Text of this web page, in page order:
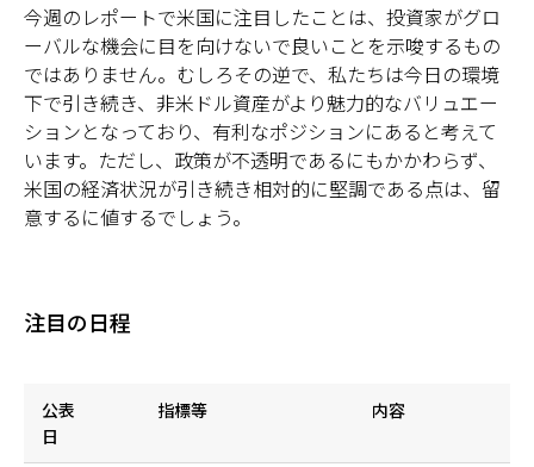
今週のレポートで米国に注目したことは、投資家がグロ
ーバルな機会に目を向けないで良いことを示唆するもの
ではありません。むしろその逆で、私たちは今日の環境
下で引き続き、非米ドル資産がより魅力的なバリュエー
ションとなっており、有利なポジションにあると考えて
います。ただし、政策が不透明であるにもかかわらず、
米国の経済状況が引き続き相対的に堅調である点は、留
意するに値するでしょう。
注目の日程
公表
日
指標等 内容